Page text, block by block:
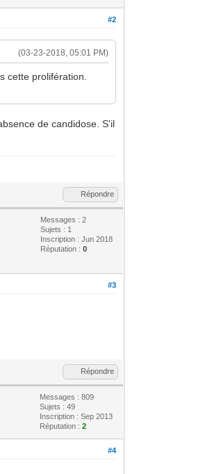
#2
(03-23-2018, 05:01 PM)
cette prolifération.
de candidose. S'il
Répondre
Messages : 2
Sujets : 1
Inscription : Jun 2018
Réputation :0
#3
Répondre
Messages : 809
Sujets : 49
Inscription : Sep 2013
Réputation :2
#4